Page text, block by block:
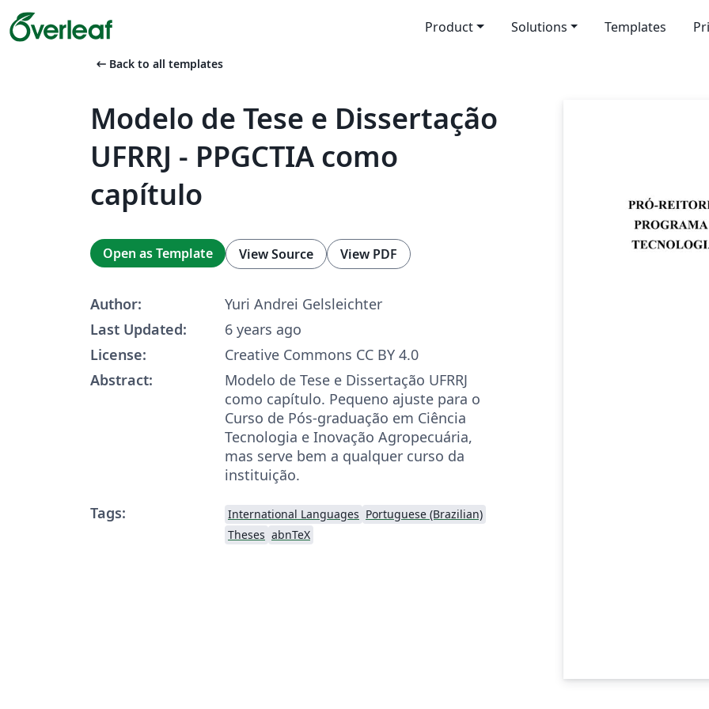
Product Solutions Templates
arrow_left_alt Back to all templates
Modelo de Tese e Dissertação
UFRRJ - PPGCTIA como
capítulo
Open as Template View Source View PDF
Author:
Yuri Andrei Gelsleichter
Last Updated:
6 years ago
License:
Creative Commons CC BY 4.0
Abstract:
Modelo de Tese e Dissertação UFRRJ
como capítulo. Pequeno ajuste para o
Curso de Pós-graduação em Ciência
Tecnologia e Inovação Agropecuária,
mas serve bem a qualquer curso da
instituição.
Tags:
International Languages Portuguese (Brazilian)
Theses abnTeX